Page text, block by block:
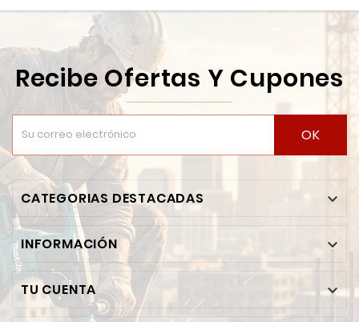
Recibe Ofertas Y Cupones
OK
CATEGORIAS DESTACADAS 
INFORMACIÓN 
TU CUENTA 